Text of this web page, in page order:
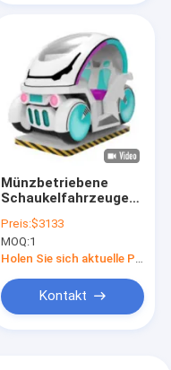
Münzbetriebene
Schaukelfahrzeuge
und fröhliche Lieder
für Kinder
Preis:$3133
MOQ:1
Holen Sie sich aktuelle Preis
Kontakt